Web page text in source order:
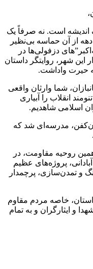
اندیشه است. نه صرفاً یک
از آن حماسه بی‌نظیر
دزفولی‌ها در
این شهر، روایتگر داستان
حیرت واداشت.
شما وارثان واقعی
انقلاب را آبیاری
اسلامی شاهدیم.
از ۲۶۰۰ شهید گلگون‌کفن، مدرسه‌ای شد که
روحیه مقاومت، در
پروژه‌های عظیم
و تمدن‌سازی، پرچمدار
استان، خاصه مردم مقاوم
و ایثارگران و به تمام